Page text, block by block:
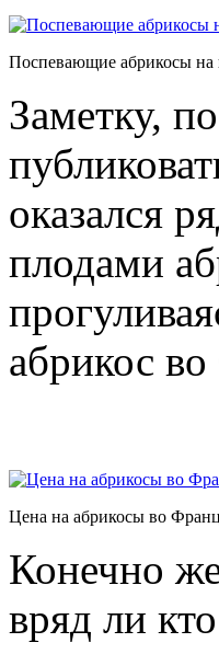
Поспевающие абрикосы на
Заметку,
оказался
плодами
абрикос
Цена на абрикосы во
Конечно
вряд ли